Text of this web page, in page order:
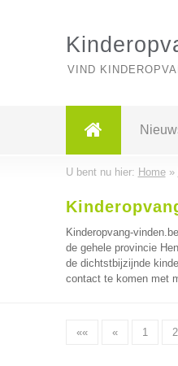
VIND
U bent nu hier: Home»
Kinderopvang-
de gehele provincie
de dichtstbijzijnde
contact te komen met
«« « 1 2